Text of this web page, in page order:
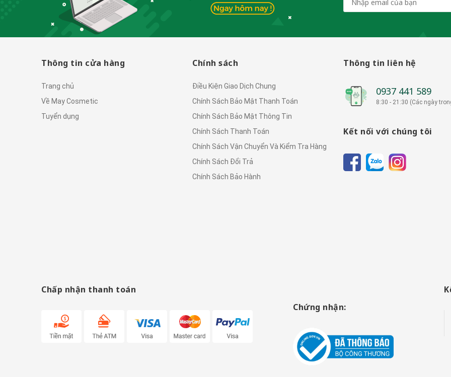
Thông tin cửa hàng
Trang chủ
Về May Cosmetic
Tuyển dụng
Chính sách
Điều Kiện Giao Dịch Chung
Chính Sách Bảo Mật Thanh Toán
Chính Sách Bảo Mật Thông Tin
Chính Sách Thanh Toán
Chính Sách Vận Chuyển Và Kiểm Tra Hàng
Chính Sách Đổi Trả
Chính Sách Bảo Hành
Thông tin liên hệ
0937 441 589
8:30 - 21:30 (Các ngày
Kết nối với chúng tôi
Chấp nhận thanh toán
Chứng nhận: